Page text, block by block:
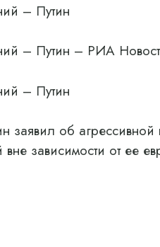
– Путин
– Путин – РИА
– Путин
заявил об
зависимости от ее